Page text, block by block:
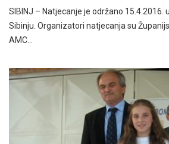
SIBINJ – Natjecanje je održano 15.4.2016.
Sibinju. Organizatori natjecanja su
AMC…